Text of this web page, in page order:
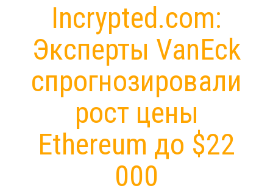
Incrypted.com:
Эксперты VanEck
спрогнозировали
рост цены
Ethereum до $22
000